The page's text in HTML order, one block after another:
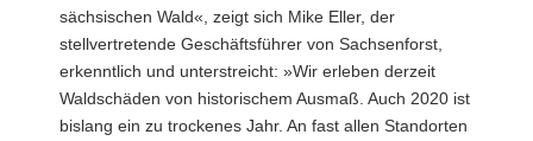
sächsischen Wald«, zeigt sich Mike Eller, der
stellvertretende Geschäftsführer von Sachsenforst,
erkenntlich und unterstreicht: »Wir erleben derzeit
Waldschäden von historischem Ausmaß. Auch 2020 ist
bislang ein zu trockenes Jahr. An fast allen Standorten